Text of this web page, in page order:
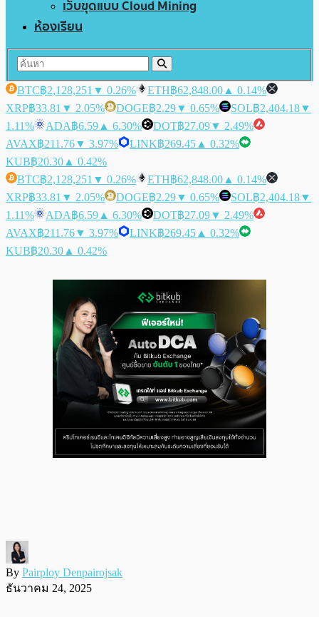
เว็บขุดแบบ Cloud Mining
ห้องเรียน
BTC฿2,128,251 ▼ 0.26% ETH฿62,848.00 ▲ 0.14%
XRP฿33.81 ▼ 2.05% DOGE฿2.29▼ 0.65% SOL฿2,404.18▼
1.11%
ADA฿6.59 ▲ 6.30% DOT฿27.09▼ 2.49%
AVAX฿211.76▼ 3.97% LINK฿269.45 ▲ 0.32%
KUB฿20.30 ▲ 0.42%
BTC฿2,128,251 ▼ 0.26% ETH฿62,848.00 ▲ 0.14%
XRP฿33.81 ▼ 2.05% DOGE฿2.29▼ 0.65% SOL฿2,404.18▼
1.11%
ADA฿6.59 ▲ 6.30% DOT฿27.09▼ 2.49%
AVAX฿211.76▼ 3.97% LINK฿269.45 ▲ 0.32%
KUB฿20.30 ▲ 0.42%
By Pairploy Denpairojsak
ธันวาคม 24, 2025